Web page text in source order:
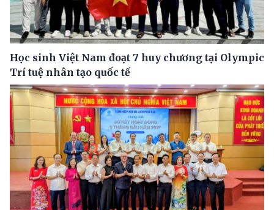
Học sinh Việt Nam đoạt 7 huy chương tại Olympic
Trí tuệ nhân tạo quốc tế